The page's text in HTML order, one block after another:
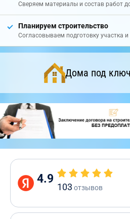
Сверяем материалы и состав работ
Планируем строительство
Согласовываем подготовку участка
Дома под
4.9
103 отзывов